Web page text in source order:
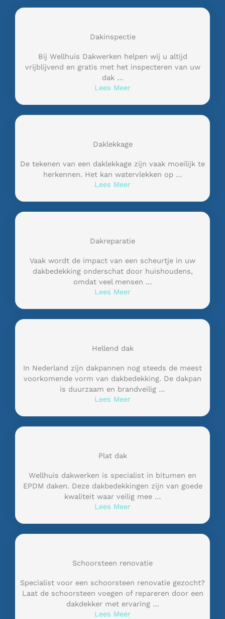
Dakinspectie
Bij Wellhuis Dakwerken helpen wij u altijd
vrijblijvend en gratis met het inspecteren van uw
dak …
Lees Meer
Daklekkage
De tekenen van een daklekkage zijn vaak moeilijk te
herkennen. Het kan watervlekken op …
Lees Meer
Dakreparatie
Vaak wordt de impact van een scheurtje in uw
dakbedekking onderschat door huishoudens,
omdat veel mensen …
Lees Meer
Hellend dak
In Nederland zijn dakpannen nog steeds de meest
voorkomende vorm van dakbedekking. De dakpan
is duurzaam en brandveilig …
Lees Meer
Plat dak
Wellhuis dakwerken is specialist in bitumen en
EPDM daken. Deze dakbedekkingen zijn van goede
kwaliteit waar veilig mee …
Lees Meer
Schoorsteen renovatie
Specialist voor een schoorsteen renovatie gezocht?
Laat de schoorsteen voegen of repareren door een
dakdekker met ervaring …
Lees Meer